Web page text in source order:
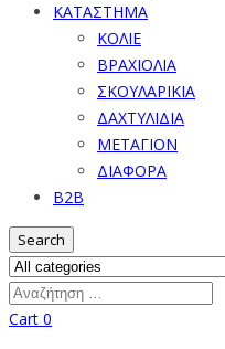
ΚΑΤΑΣΤΗΜΑ
ΚΟΛΙΕ
ΒΡΑΧΙΟΛΙΑ
ΣΚΟΥΛΑΡΙΚΙΑ
ΔΑΧΤΥΛΙΔΙΑ
ΜΕΤΑΓΙΟΝ
ΔΙΑΦΟΡΑ
B2B
Search
Cart 0